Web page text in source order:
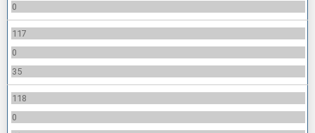
0
117
0
35
118
0